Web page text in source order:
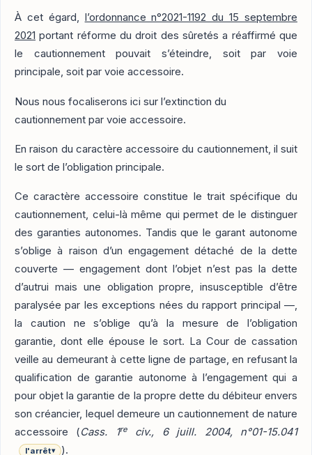
À cet égard, l’ordonnance n°2021-1192 du 15 septembre
2021 portant réforme du droit des sûretés a réaffirmé que
le cautionnement pouvait s’éteindre, soit par voie
principale, soit par voie accessoire.
Nous nous focaliserons ici sur l’extinction du
cautionnement par voie accessoire.
En raison du caractère accessoire du cautionnement, il suit
le sort de l’obligation principale.
Ce caractère accessoire constitue le trait spécifique du
cautionnement, celui-là même qui permet de le distinguer
des garanties autonomes. Tandis que le garant autonome
s’oblige à raison d’un engagement détaché de la dette
couverte — engagement dont l’objet n’est pas la dette
d’autrui mais une obligation propre, insusceptible d’être
paralysée par les exceptions nées du rapport principal —,
la caution ne s’oblige qu’à la mesure de l’obligation
garantie, dont elle épouse le sort. La Cour de cassation
veille au demeurant à cette ligne de partage, en refusant la
qualification de garantie autonome à l’engagement qui a
pour objet la garantie de la propre dette du débiteur envers
son créancier, lequel demeure un cautionnement de nature
accessoire (Cass. 1reciv., 6 juill. 2004, n°01-15.041
l'arrêt▾ ).